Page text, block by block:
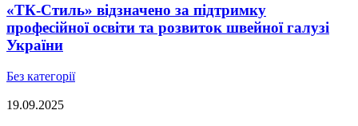
«ТК-Стиль» відзначено за підтримку
професійної освіти та розвиток швейної галузі
України
Без категорії
19.09.2025